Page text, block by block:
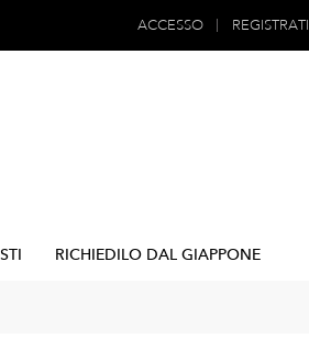
ACCESSO REGISTRATI
RICHIEDILO DAL GIAPPONE